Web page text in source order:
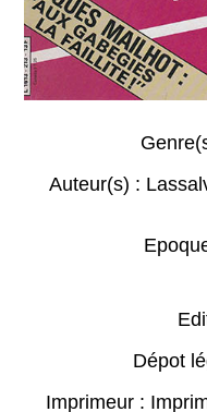
Auteur(s) :
Dépot
Imprimeur :